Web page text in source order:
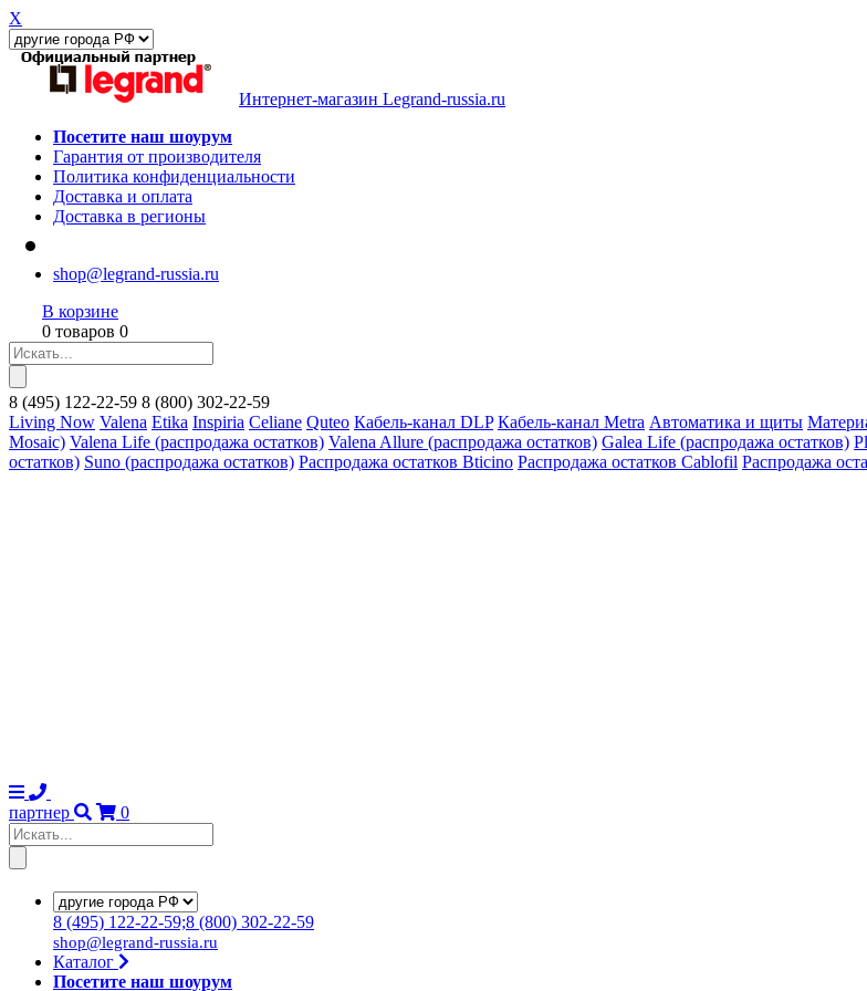
X
Интернет-магазин Legrand-russia.ru
Посетите наш шоурум
Гарантия от производителя
Политика конфиденциальности
Доставка и оплата
Доставка в регионы
shop@legrand-russia.ru
В корзине
0 товаров 0
8 (495) 122-22-59 8 (800) 302-22-59
Living Now Valena Etika Inspiria Celiane Quteo Кабель-канал DLP Кабель-канал Metra Автоматика и щиты
Mosaic) Valena Life (распродажа остатков) Valena Allure (распродажа остатков) Galea Life (распродажа остатков)
остатков) Suno (распродажа остатков) Распродажа остатков Bticino Распродажа остатков Cablofil Распродажа
партнер
0
8 (495) 122-22-59;8 (800) 302-22-59
shop@legrand-russia.ru
Каталог
Посетите наш шоурум